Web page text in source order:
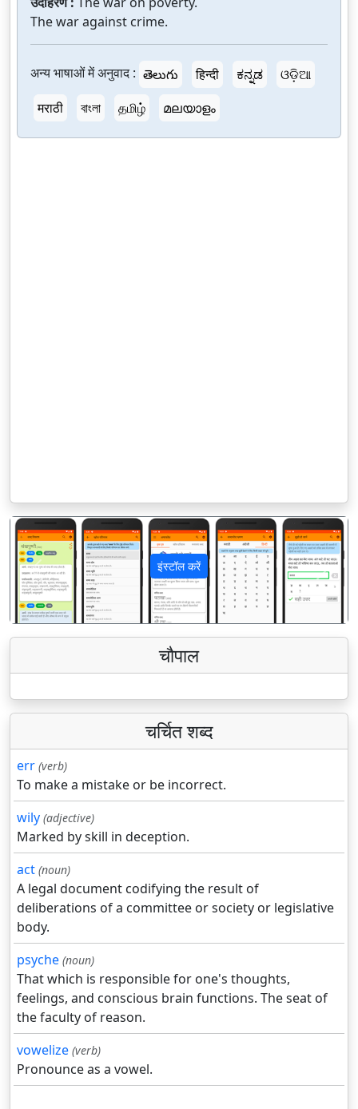
The war against crime.
अन्य भाषाओं में अनुवाद : తెలుగు हिन्दी ಕನ್ನಡ
ଓଡ଼ିଆ
मराठी
বাংলা தமிழ் മലയാളം
इंस्टॉल करें
पिछला अगला
चौपाल
चर्चित शब्द
err (verb)
To make a mistake or be incorrect.
wily (adjective)
Marked by skill in deception.
act (noun)
A legal document codifying the result of
deliberations of a committee or society or legislative
body.
psyche (noun)
That which is responsible for one's thoughts,
feelings, and conscious brain functions. The seat of
the faculty of reason.
vowelize (verb)
Pronounce as a vowel.